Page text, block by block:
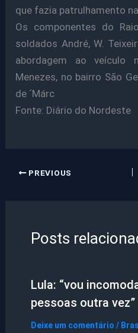
que fazia patrulhamento
Os componentes do
soldados André, W.
abordagem ao veículo
Menezes, no bairro São
de ´Márc
Fonte: Diário do Nordeste
PREVIOUS
Posts
Lula: “vou
pessoas outra vez”
Deixe um comentário /